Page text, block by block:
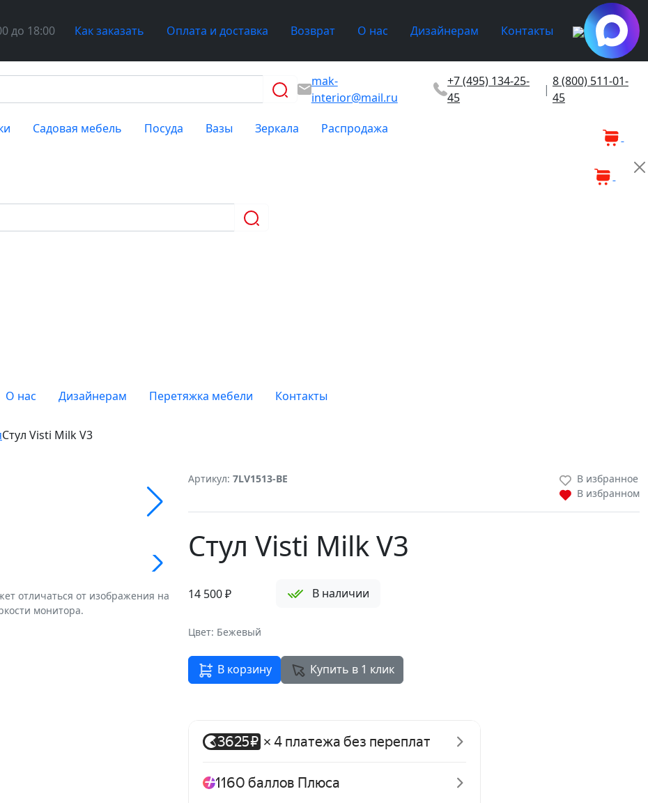
до 18:00 Как заказать Оплата и доставка Возврат О нас Дизайнерам Контакты
mak-
interior@mail.ru
+7 (495) 134-25-
45
|
8 (800) 511-01-
45
Садовая мебель Посуда Вазы Зеркала Распродажа
О нас Дизайнерам Перетяжка мебели Контакты
Стул Visti Milk V3
отличаться от изображения на
монитора.
Артикул: 7LV1513-BE
В избранное
В избранном
Стул Visti Milk V3
14 500₽ В наличии
Цвет: Бежевый
В корзину Купить в 1 клик